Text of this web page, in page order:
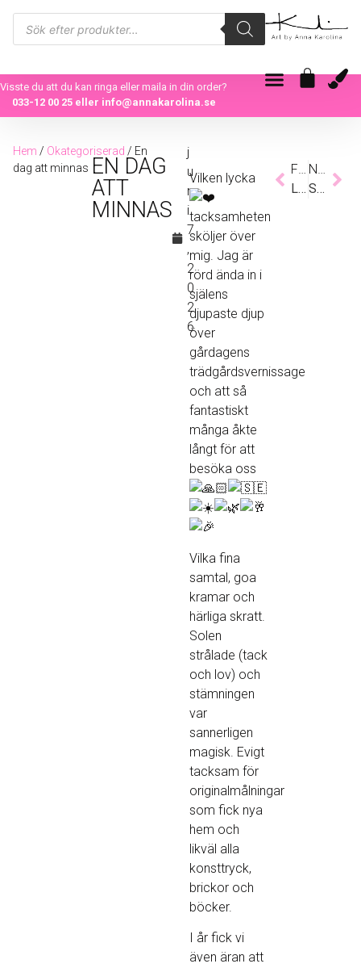
Visste du att du kan ringa eller maila in din order?
033-12 00 25eller info@annakarolina.se
Hem / Okategoriserad / En
dag att minnas EN DAG
ATT
MINNAS
j
u
n
i
7
,
2
0
2
6
Vilken lycka
tacksamheten
sköljer över
mig. Jag är
rörd ända in i
själens
djupaste djup
över
gårdagens
trädgårdsvernissage
och att så
fantastiskt
många åkte
långt för att
besöka oss
Vilka fina
samtal, goa
kramar och
härliga skratt.
Solen
strålade (tack
och lov) och
stämningen
var
sannerligen
magisk. Evigt
tacksam för
originalmålningar
som fick nya
hem och
likväl alla
konsttryck,
brickor och
böcker.
I år fick vi
även äran att
Föregående
Lønstrup i mitt hjärta🇩🇰
Nästa
Solsystrar får nytt hem